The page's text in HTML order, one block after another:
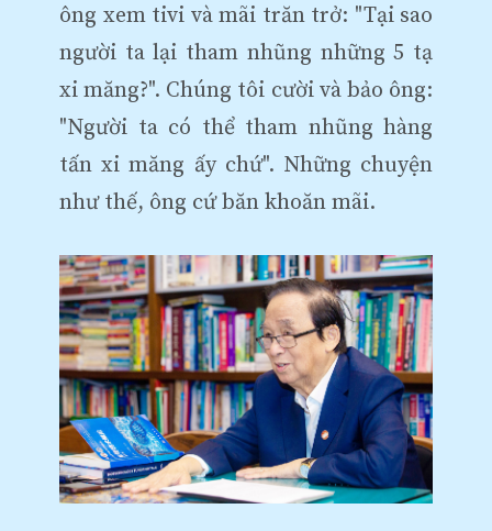
ông xem tivi và mãi trăn trở: "Tại sao
người ta lại tham nhũng những 5 tạ
xi măng?". Chúng tôi cười và bảo ông:
"Người ta có thể tham nhũng hàng
tấn xi măng ấy chứ". Những chuyện
như thế, ông cứ băn khoăn mãi.